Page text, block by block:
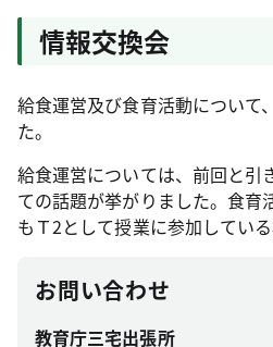
情報交換会
給食運営及び食育活動について
た。
給食運営については、前回と引
ての話題が挙がりました。食育
もＴ2として授業に参加してい
お問い合わせ
教育庁三宅出張所